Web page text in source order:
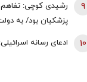
رشیدی کوچی: تفاهم
مشکلات بزرگی
9
ادعای رسانه 10